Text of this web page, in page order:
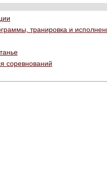
транировка и
соревнований